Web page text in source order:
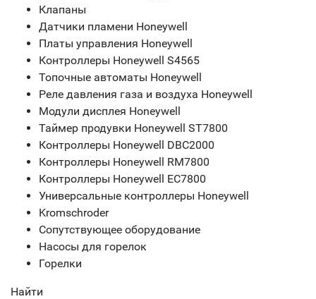
Клапаны
Датчики пламени Honeywell
Платы управления Honeywell
Контроллеры Honeywell S4565
Топочные автоматы Honeywell
Реле давления газа и воздуха Honeywell
Модули дисплея Honeywell
Таймер продувки Honeywell ST7800
Контроллеры Honeywell DBC2000
Контроллеры Honeywell RM7800
Контроллеры Honeywell EC7800
Универсальные контроллеры Honeywell
Kromschroder
Сопутствующее оборудование
Насосы для горелок
Горелки
Найти